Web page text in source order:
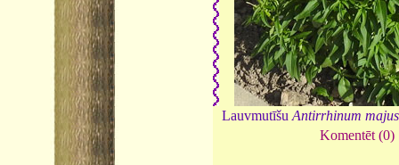
LauvmutīšuAntirrhinum majus
Komentēt (0)